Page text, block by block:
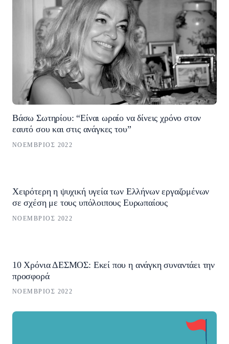
Βάσω Σωτηρίου: “Είναι ωραίο να δίνεις χρόνο στον
εαυτό σου και στις ανάγκες του”
ΝΟΈΜΒΡΙΟΣ 2022
Χειρότερη η ψυχική υγεία των Ελλήνων εργαζομένων
σε σχέση με τους υπόλοιπους Ευρωπαίους
ΝΟΈΜΒΡΙΟΣ 2022
10 Χρόνια ΔΕΣΜΟΣ: Εκεί που η ανάγκη συναντάει την
προσφορά
ΝΟΈΜΒΡΙΟΣ 2022